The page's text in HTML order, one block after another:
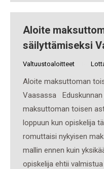
Aloite
säilyttämiseksi
Valtuustoaloitteet
Aloite maksuttoman
Vaasassa
maksuttoman toisen
loppuun kun opiskelija
romuttaisi nykyisen
mallin ennen kuin
opiskelija ehtii